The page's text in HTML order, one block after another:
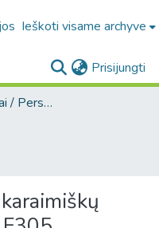
Ieškoti visame archyve
Prisijungti
5.2. Asmenų rinkiniai / Personal collections